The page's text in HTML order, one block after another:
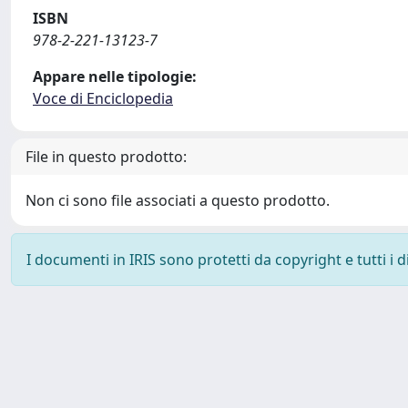
ISBN
978-2-221-13123-7
Appare nelle tipologie:
Voce di Enciclopedia
File in questo prodotto:
Non ci sono file associati a questo prodotto.
I documenti in IRIS sono protetti da copyright e tutti i